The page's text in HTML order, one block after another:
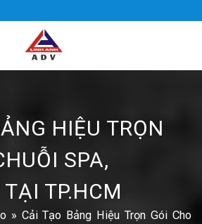
HIỆU TRỌN
SPA,
TP.HCM
» Cải Tạo Bảng Hiệu Trọn Gói Cho